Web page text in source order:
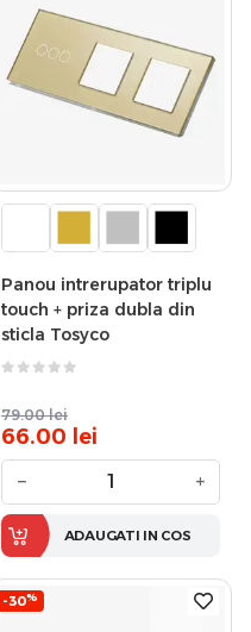
Panou intrerupator triplu
touch + priza dubla din
sticla Tosyco
79.00 lei
66.00 lei
− +
ADAUGATI IN COS
-30%